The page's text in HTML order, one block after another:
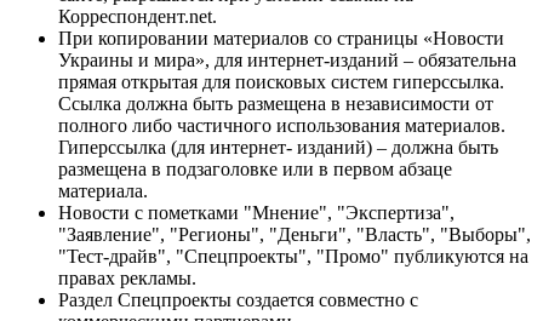
Корреспондент.net.
При копировании материалов со страницы «Новости
Украины и мира», для интернет-изданий – обязательна
прямая открытая для поисковых систем гиперссылка.
Ссылка должна быть размещена в независимости от
полного либо частичного использования материалов.
Гиперссылка (для интернет- изданий) – должна быть
размещена в подзаголовке или в первом абзаце
материала.
Новости с пометками "Мнение", "Экспертиза",
"Заявление", "Регионы", "Деньги", "Власть", "Выборы",
"Тест-драйв", "Спецпроекты", "Промо" публикуются на
правах рекламы.
Раздел Спецпроекты создается совместно с